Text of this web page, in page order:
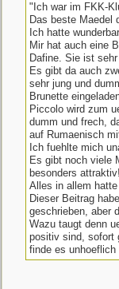
"Ich war im FKK-
Das beste Maedel
Ich hatte
Mir hat auch eine
Dafine. Sie ist
Es gibt da auch
sehr jung und
Brunette
Piccolo wird zum
dumm und frech,
auf Rumaenisch
Ich fuehlte mich
Es gibt noch viele
besonders attraktiv!
Alles in allem
Dieser Beitrag
geschrieben, aber
Wazu taugt denn
positiv sind, sofort
finde es